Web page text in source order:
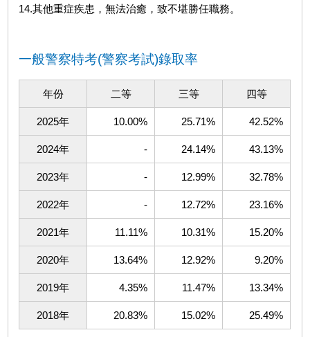
14.其他重症疾患，無法治癒，致不堪勝任職務。
一般警察特考(警察考試)錄取率
年份 二等 三等 四等
2025年 10.00% 25.71% 42.52%
2024年 - 24.14% 43.13%
2023年 - 12.99% 32.78%
2022年 - 12.72% 23.16%
2021年 11.11% 10.31% 15.20%
2020年 13.64% 12.92% 9.20%
2019年 4.35% 11.47% 13.34%
2018年 20.83% 15.02% 25.49%